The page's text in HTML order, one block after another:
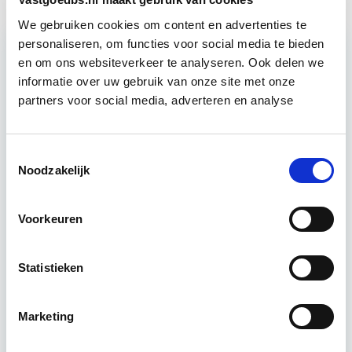
We gebruiken cookies om content en advertenties te
personaliseren, om functies voor social media te bieden
en om ons websiteverkeer te analyseren. Ook delen we
informatie over uw gebruik van onze site met onze
partners voor social media, adverteren en analyse
Noodzakelijk
Voorkeuren
Statistieken
Marketing
Relevant bij dit artikel
Business Case voor Vastgoed- &
Projectontwikkeling
vastgoedprojecten te realiseren en/of te
komen voorbij, waarbij de…
Utrecht en/of online
15 Lesdagen lesdag(en)